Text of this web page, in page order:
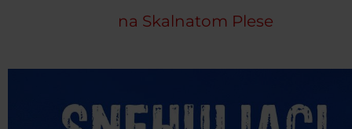
na Skalnatom Plese